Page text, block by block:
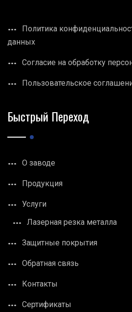
Политика
данных
Согласие на обработку
Пользовательское
Быстрый Переход
О заводе
Продукция
Услуги
Лазерная резка металла
Защитные покрытия
Обратная связь
Контакты
Сертификаты